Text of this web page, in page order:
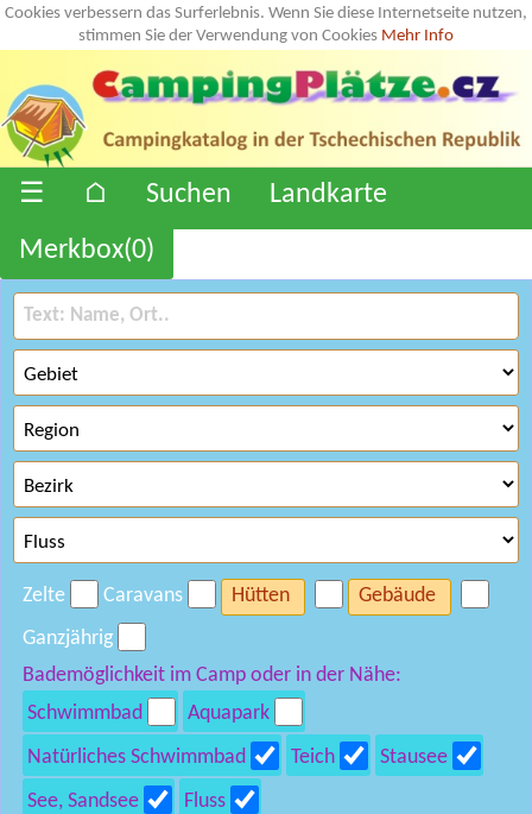
Cookies verbessern das Surferlebnis. Wenn Sie diese Internetseite nutzen,
stimmen Sie der Verwendung von Cookies Mehr Info
☰ ⌂ Suchen
Landkarte
Merkbox(0)
Zelte Caravans Hütten
Gebäude
Ganzjährig
Bademöglichkeit im Camp oder in der Nähe:
Schwimmbad
Aquapark
Natürliches Schwimmbad
Teich
Stausee
See, Sandsee
Fluss